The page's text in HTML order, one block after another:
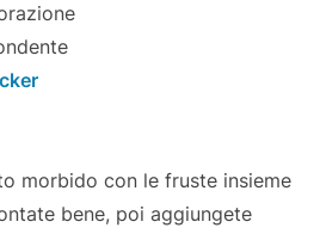
morbido con le fruste insieme
bene, poi aggiungete